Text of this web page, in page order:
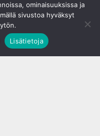
ominaisuuksissa ja
sivustoa hyväksyt
Lisätietoja